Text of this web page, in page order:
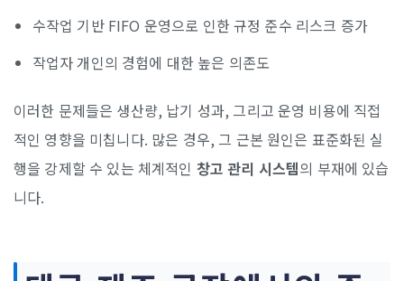
수작업 기반 FIFO 운영으로 인한 규정 준수 리스크 증가
작업자 개인의 경험에 대한 높은 의존도
이러한 문제들은 생산량, 납기 성과, 그리고 운영 비용에 직접
적인 영향을 미칩니다. 많은 경우, 그 근본 원인은 표준화된 실
행을 강제할 수 있는 체계적인 창고 관리 시스템의 부재에 있습
니다.